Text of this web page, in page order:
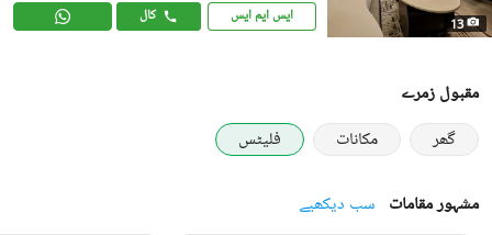
13 ایس ایم ایس کال
مقبول زمرے
گھر
مکانات فلیٹس
مشہور مقامات سب دیکھیے